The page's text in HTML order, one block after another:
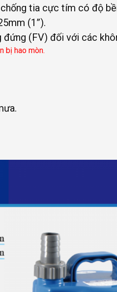
tia cực tím có độ
(1”).
(FV) đối với các
bị hao mòn.